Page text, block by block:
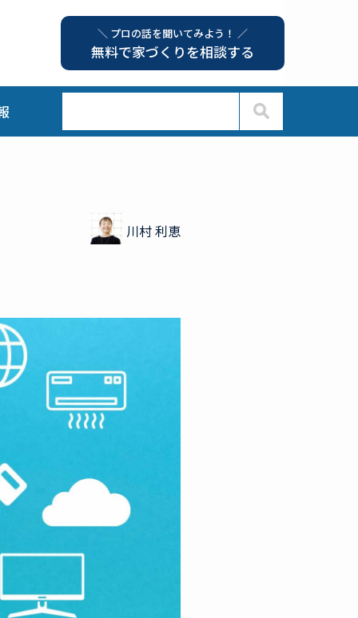
＼ プロの話を聞いてみよう！ ／
無料で家づくりを相談する
川村 利恵